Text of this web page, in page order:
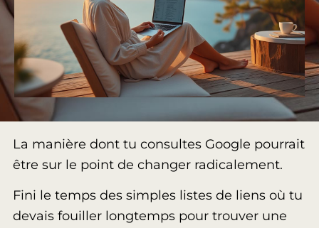
La manière dont tu consultes Google pourrait
être sur le point de changer radicalement.
Fini le temps des simples listes de liens où tu
devais fouiller longtemps pour trouver une